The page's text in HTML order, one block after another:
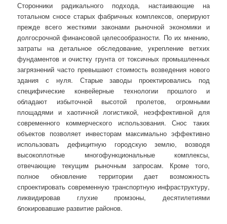
Сторонники радикального подхода, настаивающие на
тотальном сносе старых фабричных комплексов, оперируют
прежде всего жесткими законами рыночной экономики и
долгосрочной финансовой целесообразности. По их мнению,
затраты на детальное обследование, укрепление ветхих
фундаментов и очистку грунта от токсичных промышленных
загрязнений часто превышают стоимость возведения нового
здания с нуля. Старые заводы проектировались под
специфические конвейерные технологии прошлого и
обладают избыточной высотой пролетов, огромными
площадями и хаотичной логистикой, неэффективной для
современного коммерческого использования. Снос таких
объектов позволяет инвесторам максимально эффективно
использовать дефицитную городскую землю, возводя
высокоплотные многофункциональные комплексы,
отвечающие текущим рыночным запросам. Кроме того,
полное обновление территории дает возможность
спроектировать современную транспортную инфраструктуру,
ликвидировав глухие промзоны, десятилетиями
блокировавшие развитие районов.